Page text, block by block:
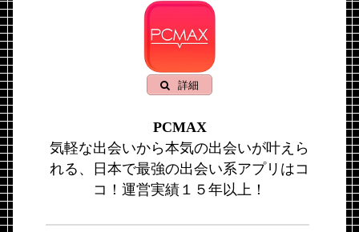
詳細
PCMAX
気軽な出会いから本気の出会いが叶えら
れる、日本で最強の出会い系アプリはコ
コ！運営実績１５年以上！